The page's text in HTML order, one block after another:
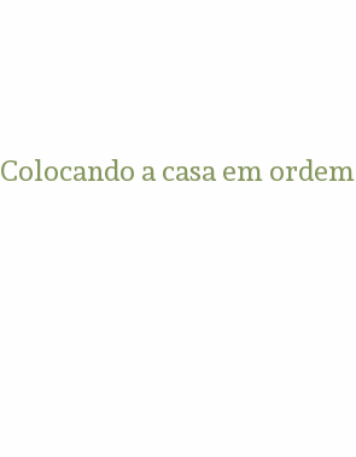
Colocando a casa em ordem